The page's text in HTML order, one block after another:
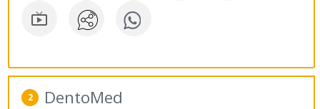

2 DentoMed